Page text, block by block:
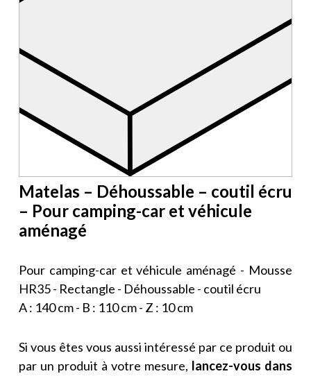
Matelas – Déhoussable – coutil écru
– Pour camping-car et véhicule
aménagé
Pour camping-car et véhicule aménagé - Mousse
HR35 - Rectangle - Déhoussable - coutil écru
A : 140 cm - B : 110 cm - Z : 10 cm
Si vous êtes vous aussi intéressé par ce produit ou
par un produit à votre mesure, lancez-vous dans